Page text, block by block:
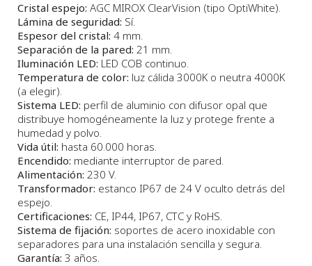
Cristal espejo: AGC MIROX ClearVision (tipo OptiWhite).
Lámina de seguridad: Sí.
Espesor del cristal: 4 mm.
Separación de la pared: 21 mm.
Iluminación LED: LED COB continuo.
Temperatura de color: luz cálida 3000K o neutra 4000K
(a elegir).
Sistema LED: perfil de aluminio con difusor opal que
distribuye homogéneamente la luz y protege frente a
humedad y polvo.
Vida útil: hasta 60.000 horas.
Encendido: mediante interruptor de pared.
Alimentación: 230 V.
Transformador: estanco IP67 de 24 V oculto detrás del
espejo.
Certificaciones: CE, IP44, IP67, CTC y RoHS.
Sistema de fijación: soportes de acero inoxidable con
separadores para una instalación sencilla y segura.
Garantía: 3 años.